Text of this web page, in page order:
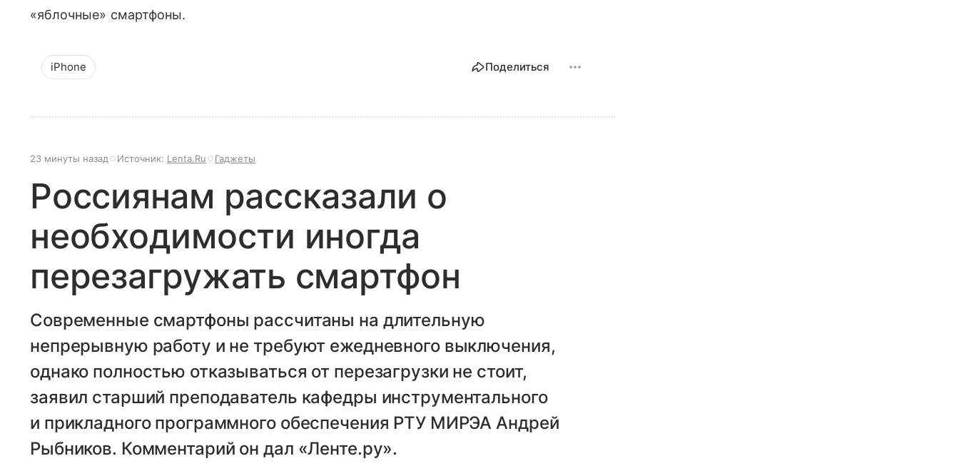
«яблочные» смартфоны.
iPhone Поделиться
23 минуты назад Источник: Lenta.Ru Гаджеты
Россиянам рассказали о
необходимости иногда
перезагружать смартфон
Современные смартфоны рассчитаны на длительную
непрерывную работу и не требуют ежедневного выключения,
однако полностью отказываться от перезагрузки не стоит,
заявил старший преподаватель кафедры инструментального
и прикладного программного обеспечения РТУ МИРЭА Андрей
Рыбников. Комментарий он дал «Ленте.ру».